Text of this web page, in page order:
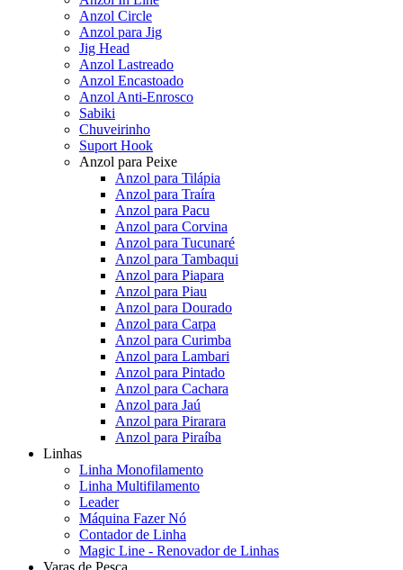
Anzol Circle
Anzol para Jig
Jig Head
Anzol Lastreado
Anzol Encastoado
Anzol Anti-Enrosco
Sabiki
Chuveirinho
Suport Hook
Anzol para Peixe
Anzol para Tilápia
Anzol para Traíra
Anzol para Pacu
Anzol para Corvina
Anzol para Tucunaré
Anzol para Tambaqui
Anzol para Piapara
Anzol para Piau
Anzol para Dourado
Anzol para Carpa
Anzol para Curimba
Anzol para Lambari
Anzol para Pintado
Anzol para Cachara
Anzol para Jaú
Anzol para Pirarara
Anzol para Piraíba
Linhas
Linha Monofilamento
Linha Multifilamento
Leader
Máquina Fazer Nó
Contador de Linha
Magic Line - Renovador de Linhas
Varas de Pesca